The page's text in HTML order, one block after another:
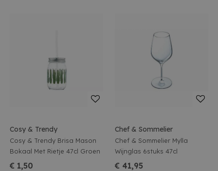
Cosy & Trendy
Cosy & Trendy Brisa Mason
Bokaal Met Rietje 47cl Groen
€ 1,50
Chef & Sommelier
Chef & Sommelier Mylla
Wijnglas 6stuks 47cl
€ 41,95